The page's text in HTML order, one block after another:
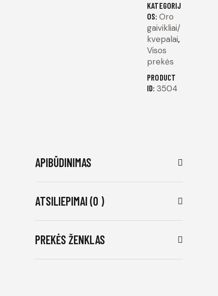
KATEGORIJ
OS: Oro
gaivikliai/
kvepalai,
Visos
prekės
PRODUCT
ID: 3504
APIBŪDINIMAS
ATSILIEPIMAI (0 )
PREKĖS ŽENKLAS